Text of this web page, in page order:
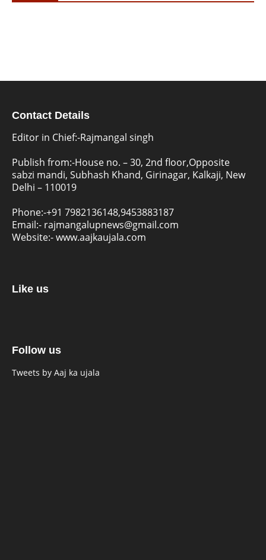
Contact Details
Editor in Chief:-Rajmangal singh
Publish from:-House no. – 30, 2nd floor,Opposite
sabzi mandi, Subhash Khand, Girinagar, Kalkaji, New
Delhi – 110019
Phone:-+91 7982136148,9453883187
Email:- rajmangalupnews@gmail.com
Website:-www.aajkaujala.com
Like us
Follow us
Tweets by Aaj ka ujala